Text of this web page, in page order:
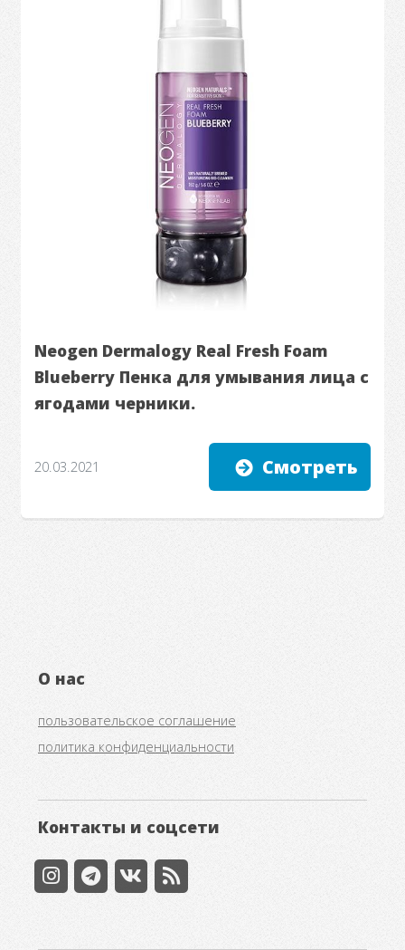
Neogen Dermalogy Real Fresh Foam
Blueberry Пенка для умывания лица с
ягодами черники.
20.03.2021 Смотреть
О нас
пользовательское соглашение
политика конфиденциальности
Контакты и соцсети